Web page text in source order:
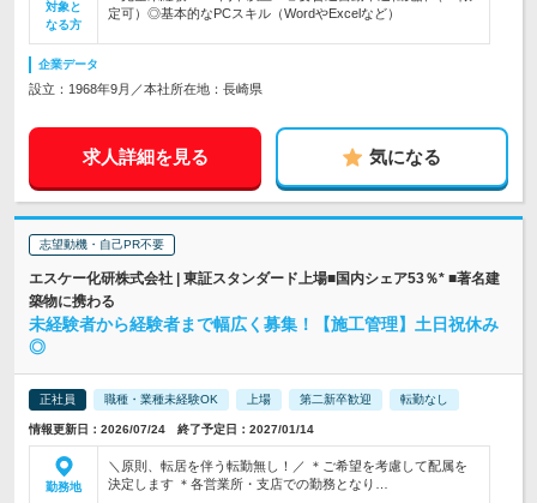
対象と
なる方
定可）◎基本的なPCスキル（WordやExcelなど）
企業データ
設立：1968年9月／本社所在地：長崎県
求人詳細を見る 気になる
志望動機・自己PR不要
エスケー化研株式会社 | 東証スタンダード上場■国内シェア53％* ■著名建
築物に携わる
未経験者から経験者まで幅広く募集！【施工管理】土日祝休み
◎
正社員 職種・業種未経験OK 上場 第二新卒歓迎 転勤なし
情報更新日：2026/07/24 終了予定日：2027/01/14
勤務地
＼原則、転居を伴う転勤無し！／ ＊ご希望を考慮して配属を
決定します ＊各営業所・支店での勤務となり…